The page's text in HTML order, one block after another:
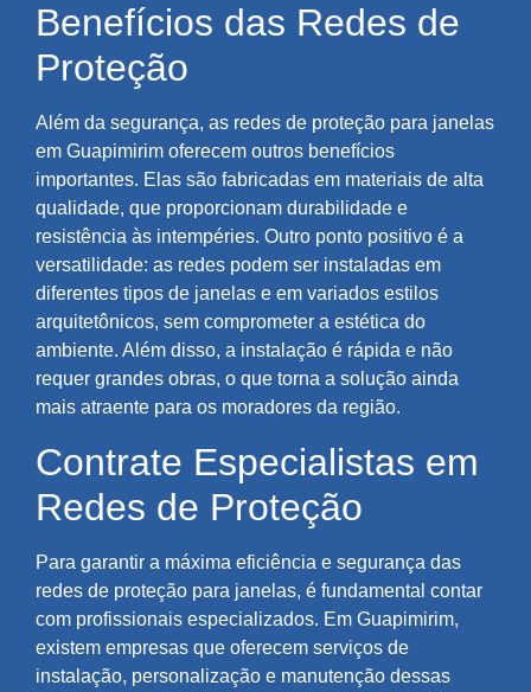
Benefícios das Redes de
Proteção
Além da segurança, as redes de proteção para janelas
em Guapimirim oferecem outros benefícios
importantes. Elas são fabricadas em materiais de alta
qualidade, que proporcionam durabilidade e
resistência às intempéries. Outro ponto positivo é a
versatilidade: as redes podem ser instaladas em
diferentes tipos de janelas e em variados estilos
arquitetônicos, sem comprometer a estética do
ambiente. Além disso, a instalação é rápida e não
requer grandes obras, o que torna a solução ainda
mais atraente para os moradores da região.
Contrate Especialistas em
Redes de Proteção
Para garantir a máxima eficiência e segurança das
redes de proteção para janelas, é fundamental contar
com profissionais especializados. Em Guapimirim,
existem empresas que oferecem serviços de
instalação, personalização e manutenção dessas